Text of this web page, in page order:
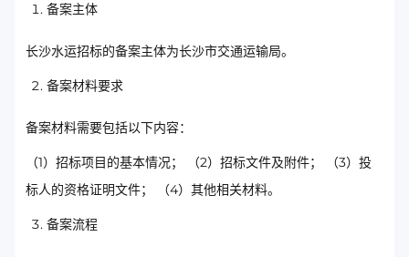
备案主体
长沙水运招标的备案主体为长沙市交通运输局。
备案材料要求
备案材料需要包括以下内容：
（1）招标项目的基本情况； （2）招标文件及附件； （3）投
标人的资格证明文件； （4）其他相关材料。
备案流程